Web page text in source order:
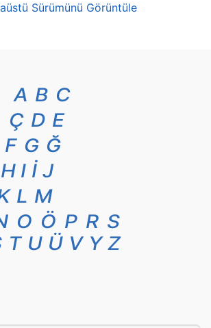
Sürümünü Görüntüle
A B C
Ç D E
F G Ğ
H I İ J
L M
O Ö P R S
T U Ü V Y Z